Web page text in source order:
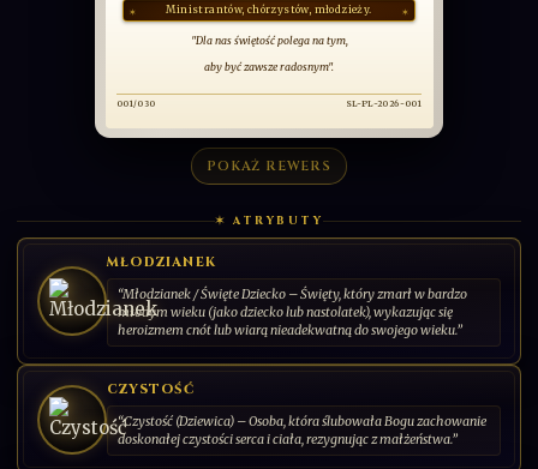
"Dla nas świętość polega na tym,
aby być zawsze radosnym".
SL-PL-2026-
COMMUNIO
SANCTORUM
OBCOWANIE ŚWIĘTYCH
POKAŻ REWERS
✶ ATRYBUTY
MŁODZIANEK
“Młodzianek / Święte Dziecko – Święty, który zmarł w bardzo
młodym wieku (jako dziecko lub nastolatek), wykazując się
heroizmem cnót lub wiarą nieadekwatną do swojego wieku.”
CZYSTOŚĆ
“Czystość (Dziewica) – Osoba, która ślubowała Bogu zachowanie
doskonałej czystości serca i ciała, rezygnując z małżeństwa.”